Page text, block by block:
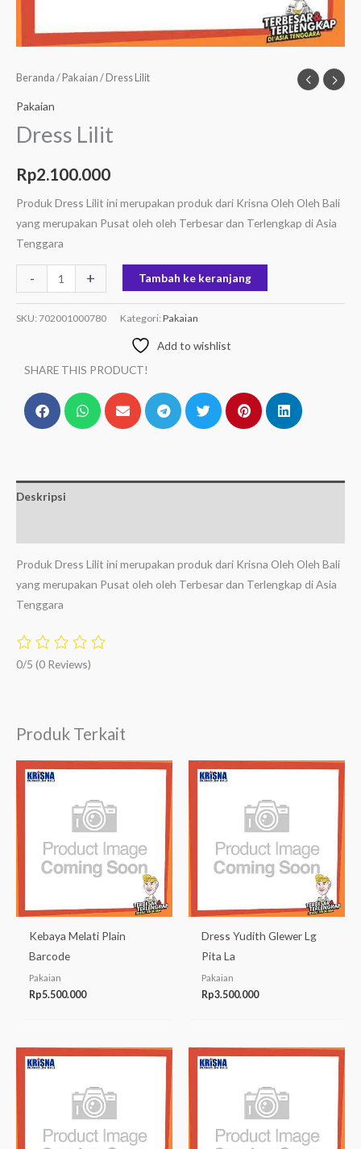
Beranda / Pakaian / Dress Lilit
Pakaian
Dress Lilit
Rp2.100.000
Produk Dress Lilit ini merupakan produk dari Krisna Oleh Oleh Bali
yang merupakan Pusat oleh oleh Terbesar dan Terlengkap di Asia
Tenggara
- + Tambah ke keranjang
SKU: 702001000780 Kategori: Pakaian
Add to wishlist
SHARE THIS PRODUCT!
Deskripsi
Produk Dress Lilit ini merupakan produk dari Krisna Oleh Oleh Bali
yang merupakan Pusat oleh oleh Terbesar dan Terlengkap di Asia
Tenggara
0/5 (0 Reviews)
Produk Terkait
Kebaya Melati Plain
Barcode
Pakaian
Rp5.500.000
Dress Yudith Glewer Lg
Pita La
Pakaian
Rp3.500.000